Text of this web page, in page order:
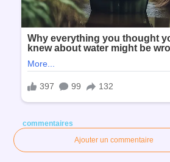
commentaires
Ajouter un commentaire